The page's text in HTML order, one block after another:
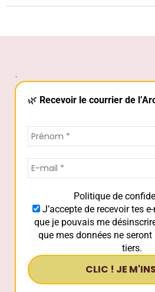
.
🌿 Recevoir le courrier de
Politique de
J’accepte de recevoir tes
que je pouvais me
que mes données ne
tiers.